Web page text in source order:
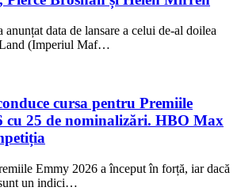
anunțat data de lansare a celui de-al doilea
(Imperiul Maf…
cursa pentru Premiile
cu 25 de nominalizări. HBO Max
Emmy 2026 a început în forță, iar dacă
un indici…